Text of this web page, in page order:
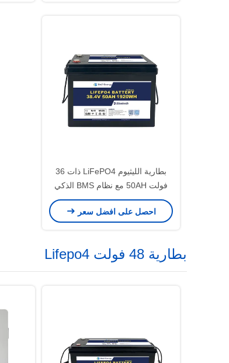
بطارية الليثيوم LiFePO4 ذات 36
فولت 50AH مع نظام BMS الذكي
للطاقة المتجددة البحرية / السفينة
احصل على افضل سعر
بطارية 48 فولت Lifepo4